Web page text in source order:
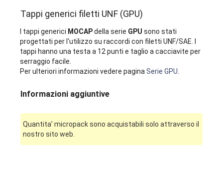
Tappi generici filetti UNF (GPU)
I tappi generici MOCAPdella serie GPU sono stati
progettati per l'utilizzo su raccordi con filetti UNF/SAE. I
tappi hanno una testa a 12 punti e taglio a cacciavite per
serraggio facile.
Per ulteriori informazioni vedere paginaSerie GPU.
Informazioni aggiuntive
Quantita’ micropack sono acquistabili solo attraverso il
nostro sito web.